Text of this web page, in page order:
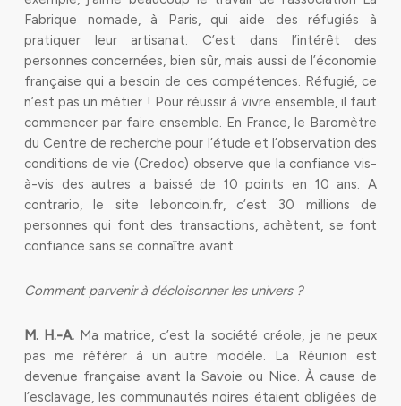
Fabrique nomade, à Paris, qui aide des réfugiés à
pratiquer leur artisanat. C’est dans l’intérêt des
personnes concernées, bien sûr, mais aussi de l’économie
française qui a besoin de ces compétences. Réfugié, ce
n’est pas un métier ! Pour réussir à vivre ensemble, il faut
commencer par faire ensemble. En France, le Baromètre
du Centre de recherche pour l’étude et l’observation des
conditions de vie (Credoc) observe que la confiance vis-
à-vis des autres a baissé de 10 points en 10 ans. A
contrario, le site leboncoin.fr, c’est 30 millions de
personnes qui font des transactions, achètent, se font
confiance sans se connaître avant.
Comment parvenir à décloisonner les univers ?
M. H.-A. Ma matrice, c’est la société créole, je ne peux
pas me référer à un autre modèle. La Réunion est
devenue française avant la Savoie ou Nice. À cause de
l’esclavage, les communautés noires étaient obligées de